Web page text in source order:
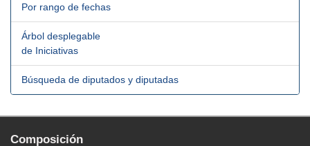
Por rango de fechas
Árbol desplegable
de Iniciativas
Búsqueda de diputados y diputadas
Composición